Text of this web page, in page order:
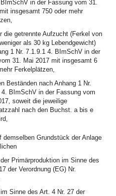
in der Fassung vom 31.
insgesamt 750 oder mehr
die getrennte Aufzucht (Ferkel von
als 30 kg Lebendgewicht)
1 Nr. 7.1.9.1 4. BImSchV in der
31. Mai 2017 mit insgesamt 6
Ferkelplätzen,
Beständen nach Anhang 1 Nr.
4. BImSchV in der Fassung vom
soweit die jeweilige
nach den Buchst. a bis e
demselben Grundstück der Anlage
Primärproduktion im Sinne des
der Verordnung (EG) Nr.
Sinne des Art. 4 Nr. 27 der